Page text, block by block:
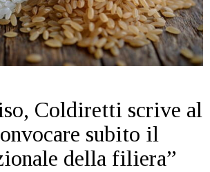
Coldiretti scrive al
subito il
della filiera”